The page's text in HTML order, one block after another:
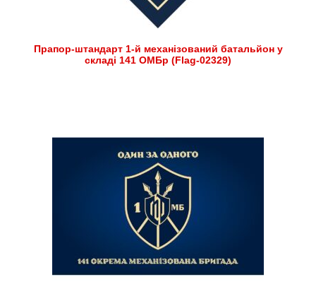
Прапор-штандарт 1-й механізований батальйон у
складі 141 ОМБр (Flag-02329)